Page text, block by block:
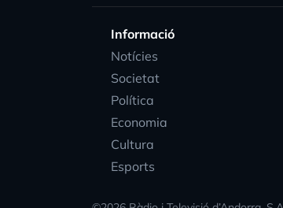
Informació
Notícies
Societat
Política
Economia
Cultura
Esports